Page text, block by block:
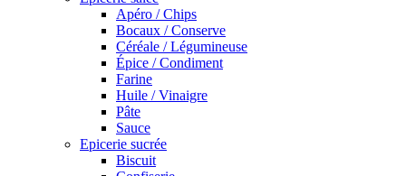
Apéro / Chips
Bocaux / Conserve
Céréale / Légumineuse
Épice / Condiment
Farine
Huile / Vinaigre
Pâte
Sauce
Epicerie sucrée
Biscuit